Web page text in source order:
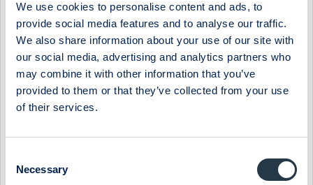
We use cookies to personalise content and ads, to
provide social media features and to analyse our traffic.
We also share information about your use of our site with
our social media, advertising and analytics partners who
may combine it with other information that you’ve
provided to them or that they’ve collected from your use
of their services.
Selection
Necessary
CTT Systems AB (publ) är ett teknikbolag som verkar inom
flygbranschen. Företagets affärsidé är att åtgärda de två
fuktproblem som idag existerar i kommersiella flygplan, dels
eliminera uppkomsten av kondensation mellan kabin och
flygplanets ytterskal och dels erbjuda en förhöjd komfort i
kabinen genom att höja fuktnivån. CTT: s produkter, Zonal
Drying™ system och Cair™ system skapar förutsättningar för
avsevärt förbättrad komfort för passagerare och
flygplanstillverkarna för installation under produktion av